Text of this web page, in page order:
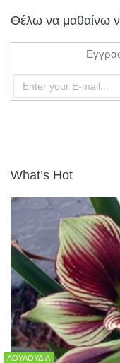
Θέλω να μαθαίνω
What’s Hot
ΛΟΥΛΟΎΔΙΑ